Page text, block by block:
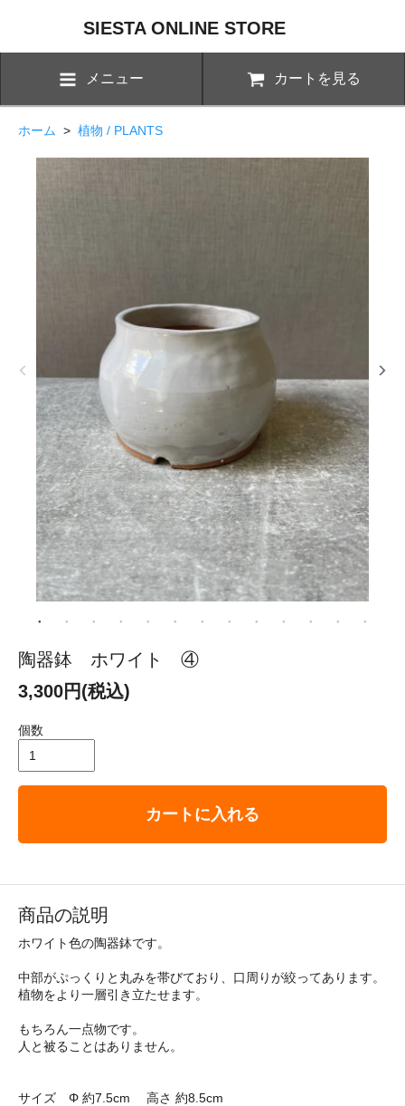
SIESTA ONLINE STORE
メニュー カートを見る
ホーム > 植物 / PLANTS
陶器鉢 ホワイト ④
3,300円(税込)
個数
カートに入れる
商品の説明
ホワイト色の陶器鉢です。
中部がぷっくりと丸みを帯びており、口周りが絞ってあります。
植物をより一層引き立たせます。
もちろん一点物です。
人と被ることはありません。
サイズ Φ 約7.5cm 高さ 約8.5cm